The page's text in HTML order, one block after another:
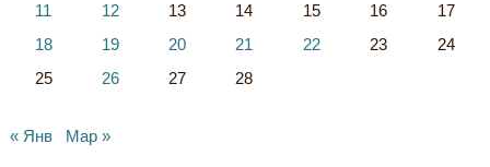
11
12 13 14 15 16
17
18
19 20 21 22 23
24
25
26 27 28
« Янв Мар »